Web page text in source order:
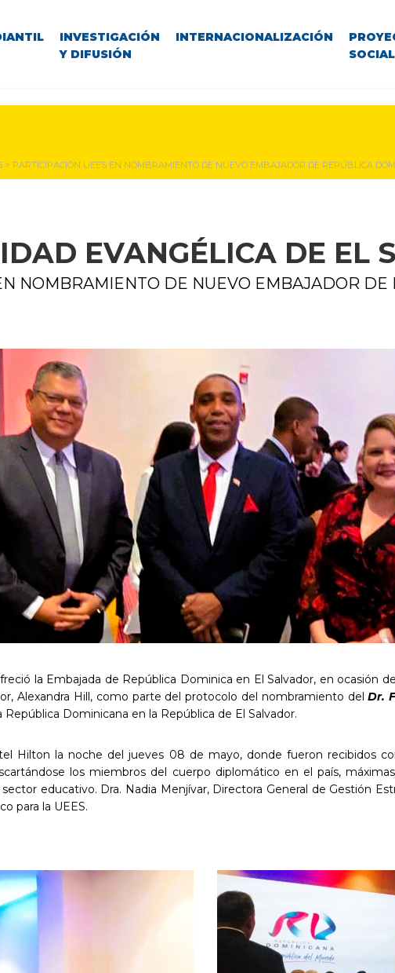
INVESTIGACIÓN
Y DIFUSIÓN
INTERNACIONALIZACIÓN
SOCIAL
> PARTICIPACIÓN UEES EN NOMBRAMIENTO DE NUEVO EMBAJADOR DE REPÚBLICA
EVANGÉLICA DE EL
NOMBRAMIENTO DE NUEVO EMBAJADOR
la Embajada de República Dominica en El Salvador, en ocasión
Alexandra Hill, como parte del protocolo del nombramiento delDr.
Dominicana en la República de El Salvador.
Hilton la noche del jueves 08 de mayo, donde fueron recibidos
los miembros del cuerpo diplomático en el país,
educativo. Dra. Nadia Menjívar, Directora General de Gestión
para la UEES.